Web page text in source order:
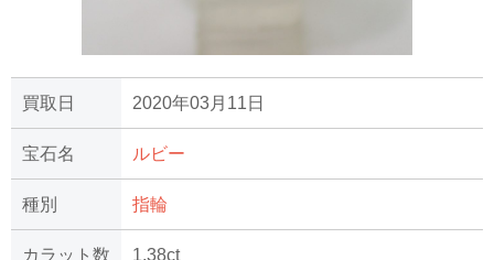
買取日 2020年03月11日
宝石名 ルビー
種別 指輪
カラット数 1.38ct